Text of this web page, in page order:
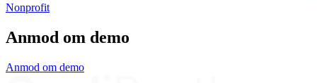
Nonprofit
Anmod om demo
Anmod om demo